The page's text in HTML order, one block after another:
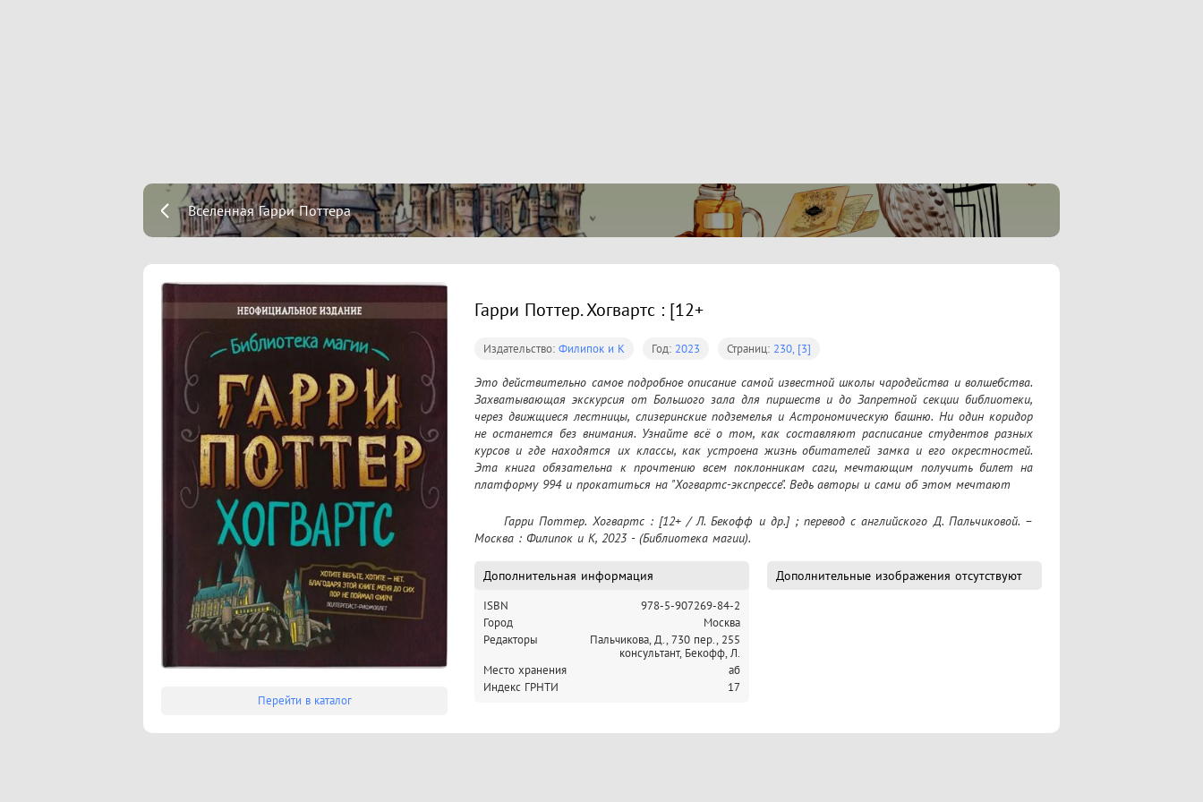
Вселенная Гарри Поттера
Перейти в каталог
Гарри Поттер. Хогвартс : [12+
Издательство: Филипок и К Год: 2023 Страниц: 230, [3]
Это действительно самое подробное описание самой известной школы чародейства и волшебства.
Захватывающая экскурсия от Большого зала для пиршеств и до Запретной секции библиотеки,
через движщиеся лестницы, слизеринские подземелья и Астрономическую башню. Ни один коридор
не останется без внимания. Узнайте всё о том, как составляют расписание студентов разных
курсов и где находятся их классы, как устроена жизнь обитателей замка и его окрестностей.
Эта книга обязательна к прочтению всем поклонникам саги, мечтающим получить билет на
платформу 994 и прокатиться на "Хогвартс-экспрессе". Ведь авторы и сами об этом мечтают
	Гарри Поттер. Хогвартс : [12+ / Л. Бекофф и др.] ; перевод с английского Д. Пальчиковой. –
Москва : Филипок и К, 2023 - (Библиотека магии).
Дополнительная информация
ISBN
978-5-907269-84-2
Город
Москва
Редакторы
Пальчикова, Д., 730 пер., 255
консультант, Бекофф, Л.
Место хранения
аб
Индекс ГРНТИ
17
Дополнительные изображения отсутствуют